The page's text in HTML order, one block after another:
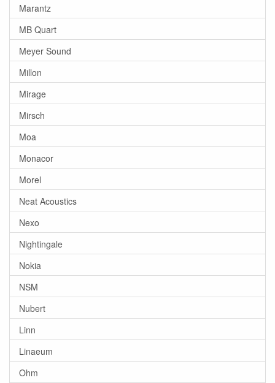
Marantz
MB Quart
Meyer Sound
Millon
Mirage
Mirsch
Moa
Monacor
Morel
Neat Acoustics
Nexo
Nightingale
Nokia
NSM
Nubert
Linn
Linaeum
Ohm